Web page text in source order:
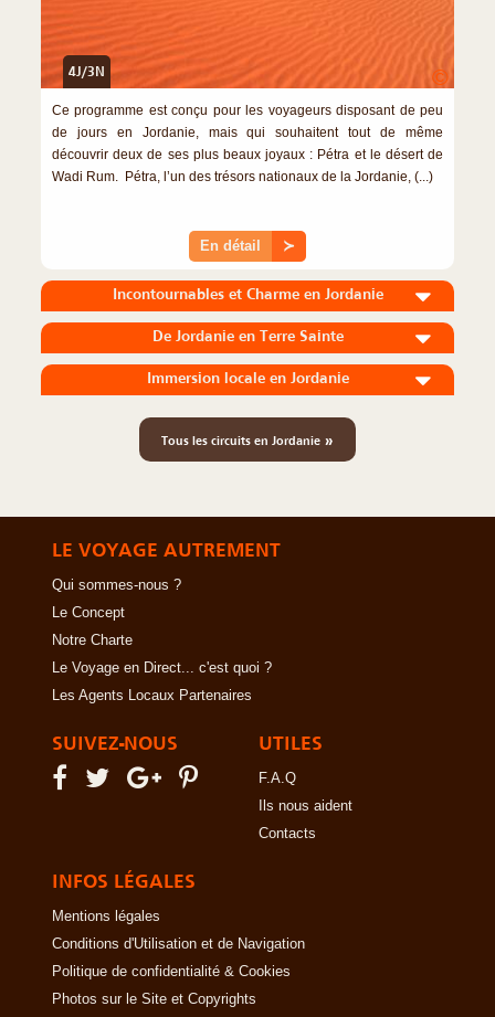
4J/3N ©
Ce programme est conçu pour les voyageurs disposant de peu
de jours en Jordanie, mais qui souhaitent tout de même
découvrir deux de ses plus beaux joyaux : Pétra et le désert de
Wadi Rum. Pétra, l’un des trésors nationaux de la Jordanie, (...)
En détail ≻
Incontournables et Charme en Jordanie
De Jordanie en Terre Sainte
Immersion locale en Jordanie
Tous les circuits en Jordanie »
LE VOYAGE AUTREMENT
Qui sommes-nous ?
Le Concept
Notre Charte
Le Voyage en Direct... c'est quoi ?
Les Agents Locaux Partenaires
SUIVEZ-NOUS UTILES
F.A.Q
Ils nous aident
Contacts
INFOS LÉGALES
Mentions légales
Conditions d'Utilisation et de Navigation
Politique de confidentialité & Cookies
Photos sur le Site et Copyrights